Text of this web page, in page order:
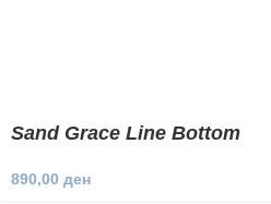
Sand Grace Line Bottom
890,00 ден